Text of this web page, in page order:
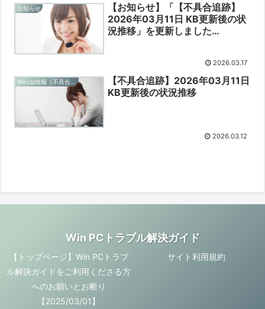
お知らせ
【お知らせ】「【不具合追跡】
2026年03月11日 KB更新後の状
況推移」を更新しました
2026.03.17
【不具合追跡】2026年03月11日
KB更新後の状況推移
2026.03.12
Win PCトラブル解決ガイド
【トップページ】Win PCトラブ
ル解決ガイドをご利用くださる方
へのお願いとお断り
【2025/03/01】
サイト利用規約